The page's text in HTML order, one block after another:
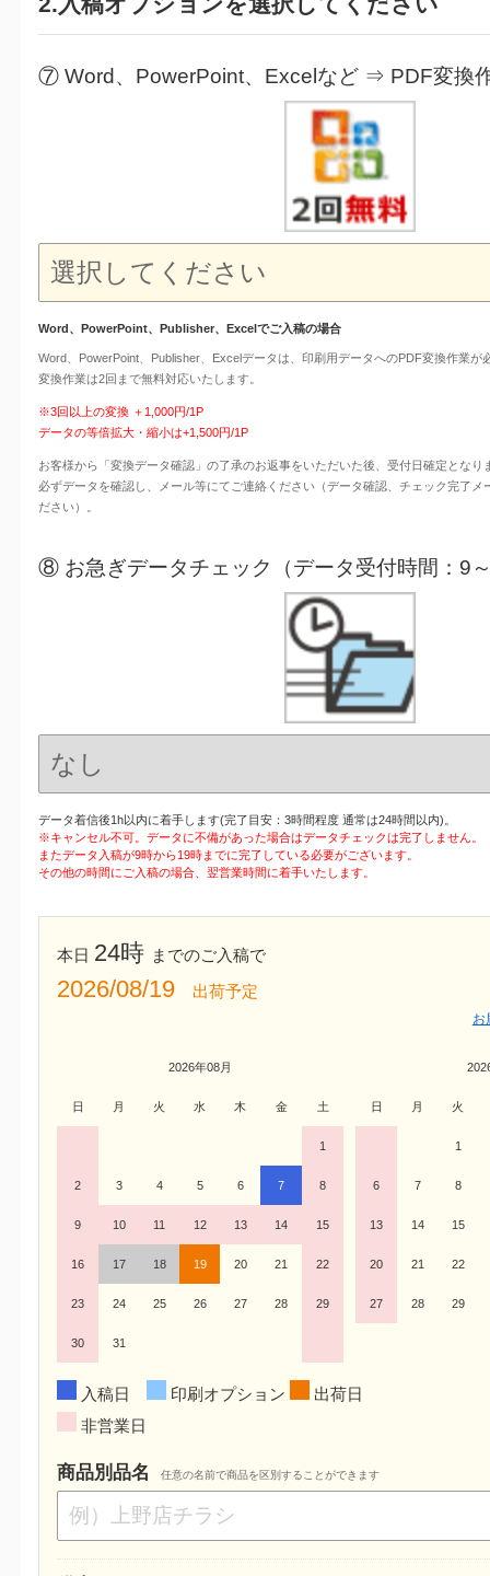
⑦ Word、PowerPoint、Excelなど ⇒ PDF変換
Word、PowerPoint、Publisher、Excelでご入稿の場合
Word、PowerPoint、Publisher、Excelデータは、印刷用データへのPDF変換作業が
変換作業は2回まで無料対応いたします。
※3回以上の変換 ＋1,000円/1P
データの等倍拡大・縮小は+1,500円/1P
お客様から「変換データ確認」の了承のお返事をいただいた後、受付日確定となり
必ずデータを確認し、メール等にてご連絡ください（データ確認、チェック完了メ
ださい）。
⑧ お急ぎデータチェック（データ受付時間：9
データ着信後1h以内に着手します(完了目安：3時間程度 通常は24時間以内)。
※キャンセル不可。データに不備があった場合はデータチェックは完了しません。
またデータ入稿が9時から19時までに完了している必要がございます。
その他の時間にご入稿の場合、翌営業時間に着手いたします。
本日 24時 までのご入稿で
2026/08/19 出荷予定
お
2026年08月
日 月 火 水 木 金 土
1
2 3 4 5 6 7 8
9 10 11 12 13 14 15
16 17 18 19 20 21 22
23 24 25 26 27 28 29
30 31
日 月 火
1
6 7 8
13 14 15
20 21 22
27 28 29
入稿日 印刷オプション
出荷日
非営業日
商品別品名 任意の名前で商品を区別することができます